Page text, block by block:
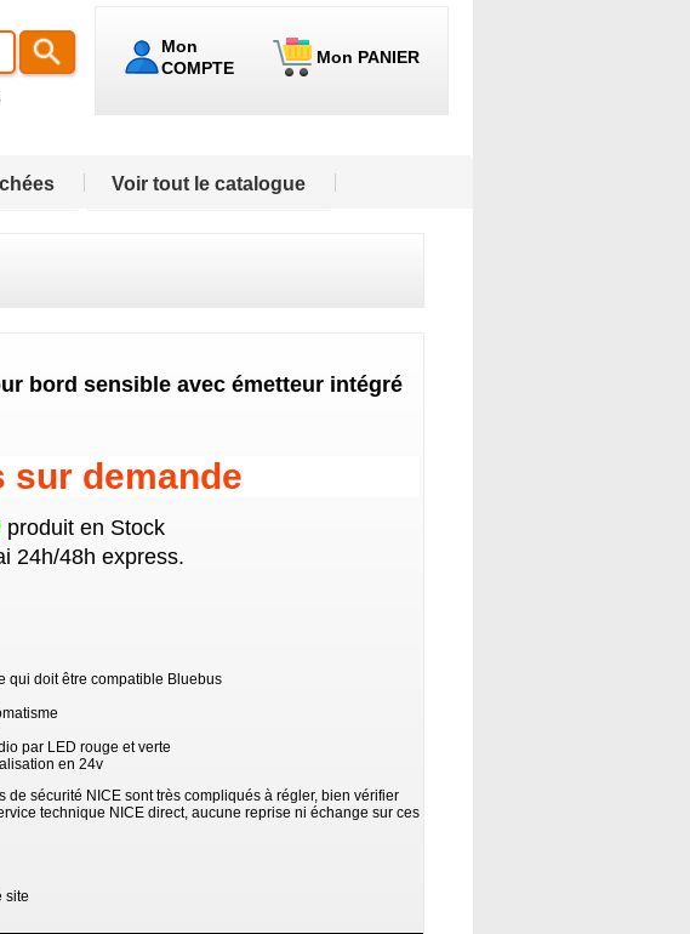
Mon
COMPTE
Mon PANIER
Voir tout le catalogue
bord sensible avec émetteur intégré
sur demande
produit en Stock
24h/48h express.
qui doit être compatible Bluebus
par LED rouge et verte
en 24v
sécurité NICE sont très compliqués à régler, bien vérifier
technique NICE direct, aucune reprise ni échange sur ces
site